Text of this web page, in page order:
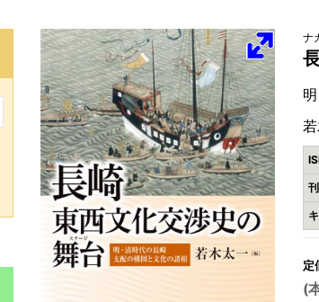
ナ
定
(